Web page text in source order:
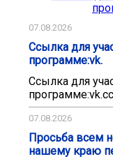
07.08.2026
Ссылка для
программе:vk.
Ссылка для
07.08.2026
Просьба всем
нашему краю